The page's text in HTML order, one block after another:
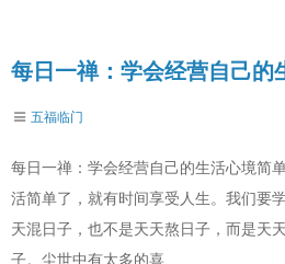
每日一禅：学会经营自己的
五福临门
每日一禅：学会经营自己的生活心境简
活简单了，就有时间享受人生。我们要
天混日子，也不是天天熬日子，而是天
子。尘世中有太多的喜..